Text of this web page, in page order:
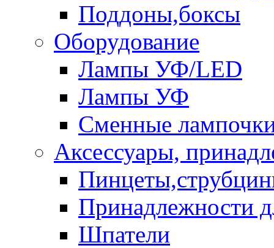
Поддоны,боксы
Оборудование
Лампы УФ/LED
Лампы УФ
Сменные
Аксессуары,
Принадлежности
Шпатели